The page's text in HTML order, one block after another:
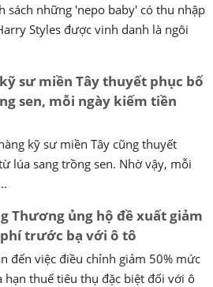
sách những 'nepo baby' có thu nhập
Styles được vinh danh là ngôi
sư miền Tây thuyết phục bố
sen, mỗi ngày kiếm tiền
kỹ sư miền Tây cũng thuyết
lúa sang trồng sen. Nhờ vậy, mỗi
Thương ủng hộ đề xuất giảm
phí trước bạ với ô tô
đến việc điều chỉnh giảm 50% mức
hạn thuế tiêu thụ đặc biệt đối với ô